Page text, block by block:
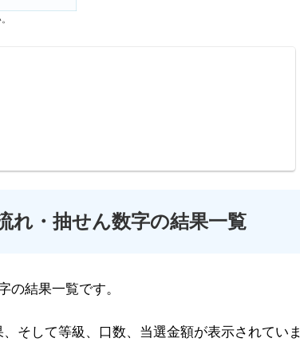
れ・抽せん数字の結果一覧
の結果一覧です。
そして等級、口数、当選金額が表示されていま